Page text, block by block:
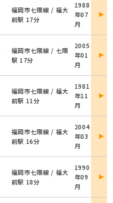
福岡市七隈線 / 福大
前駅 17分
1988
年07
月
詳
福岡市七隈線 / 七隈
駅 17分
2005
年01
月
詳
福岡市七隈線 / 福大
前駅 11分
1981
年11
月
詳
福岡市七隈線 / 福大
前駅 16分
2004
年03
月
詳
福岡市七隈線 / 福大
前駅 18分
1990
年09
月
詳